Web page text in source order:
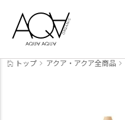
トップ アクア・アクア全商品